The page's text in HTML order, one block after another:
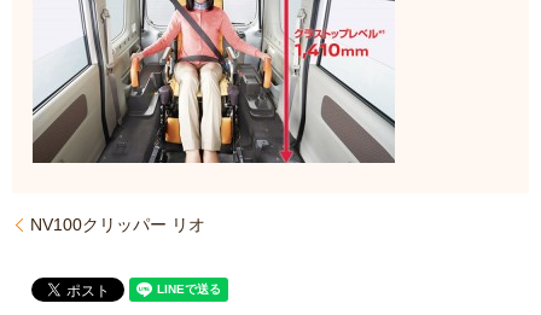
NV100クリッパー リオ